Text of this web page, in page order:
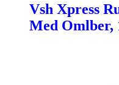
Vsh Xpress
Med Omlber,